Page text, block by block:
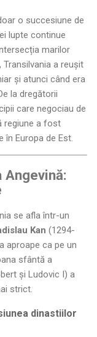
o succesiune de
lupte continue
marilor
a reușit
și atunci când era
la dregătorii
care negociau de
regiune a fost
în Europa de Est.
Angevină:
se afla într-un
Kan (1294-
aproape ca pe un
sfântă a
și Ludovic I) a
strict.
dinastiilor